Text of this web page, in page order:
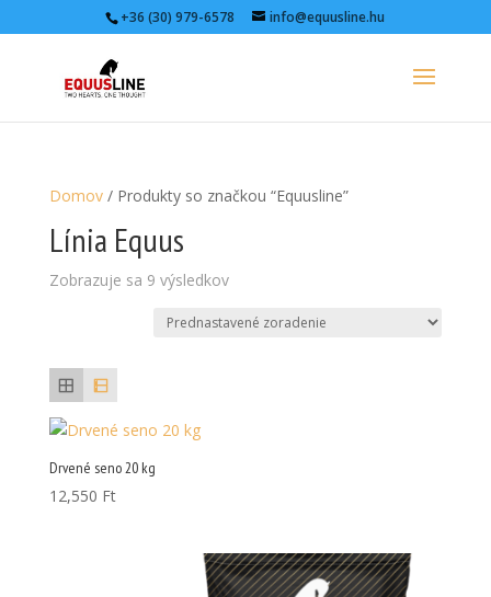
+36 (30) 979-6578 info@equusline.hu
Domov/ Produkty so značkou “Equusline”
Línia Equus
Zobrazuje sa 9 výsledkov
Drvené seno 20 kg
12,550 Ft